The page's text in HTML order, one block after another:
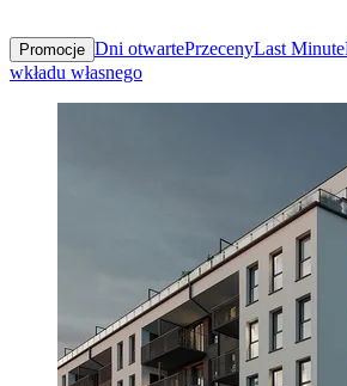
Promocje Dni otwartePrzecenyLast Minute
wkładu własnego